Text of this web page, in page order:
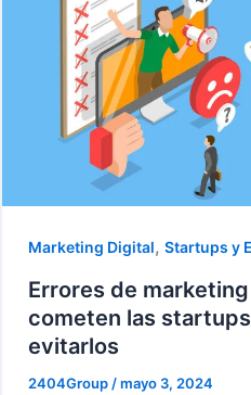
Marketing Digital,Startups y
Errores de
cometen las
evitarlos
2404Group/mayo 3, 2024